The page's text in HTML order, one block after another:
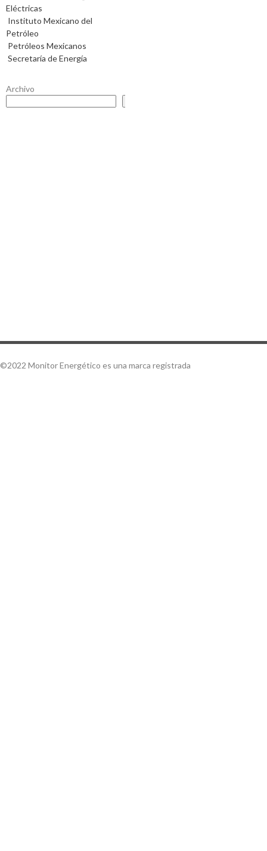
Eléctricas
Instituto Mexicano del
Petróleo
Petróleos Mexicanos
Secretaría de Energía
Archivo
©2022 Monitor Energético es una marca registrada